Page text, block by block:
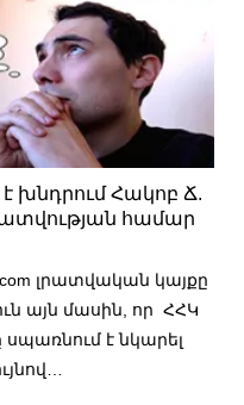
է խնդրում Հակոբ Ճ.
համար
լրատվական կայքը
այն մասին, որ ՀՀԿ
է նկարել